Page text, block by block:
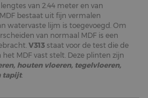
van 2.44 meter en van
bestaat uit fijn vermalen
watervaste lijm is toegevoegd. Om
van normaal MDF is een
V313 staat voor de test die de
MDF vast stelt. Deze plinten zijn
houten vloeren, tegelvloeren,
tapijt.